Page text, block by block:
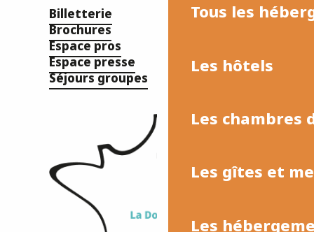
Tous les
Les hôtels
Les chambres
Les gîtes et
Les
Billetterie
Brochures
Espace pros
Espace presse
Séjours groupes